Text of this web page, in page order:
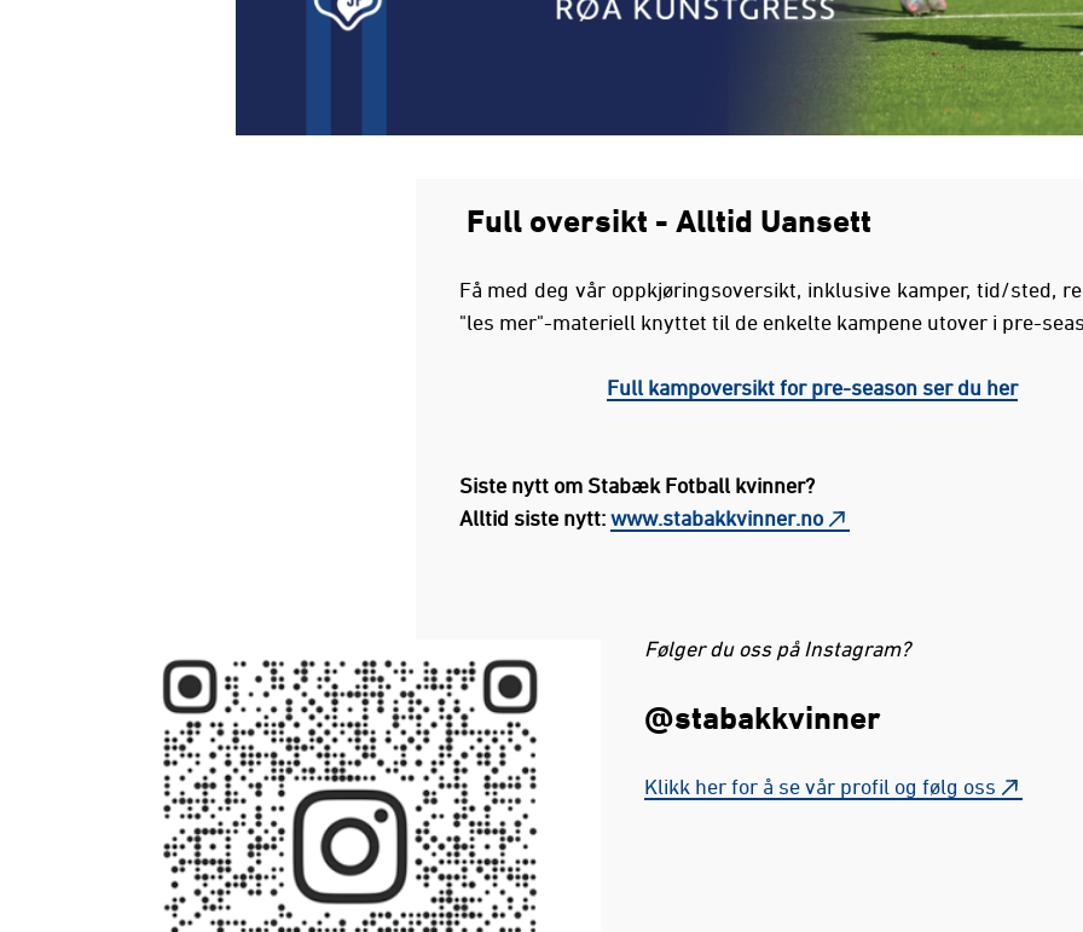
Full oversikt - Alltid Uansett
Få med deg vår oppkjøringsoversikt, inklusive kamper, tid/sted,
"les mer"-materiell knyttet til de enkelte kampene utover i pre-
Full kampoversikt for pre-season ser du her
Siste nytt om Stabæk Fotball kvinner?
Alltid siste nytt: www.stabakkvinner.no
Følger du oss på Instagram?
@stabakkvinner
Klikk her for å se vår profil og følg oss